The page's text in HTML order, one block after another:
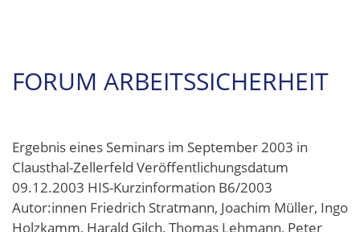
FORUM ARBEITSSICHERHEIT
Ergebnis eines Seminars im September 2003 in
Clausthal-Zellerfeld Veröffentlichungsdatum
09.12.2003 HIS-Kurzinformation B6/2003
Autor:innen Friedrich Stratmann, Joachim Müller, Ingo
Holzkamm, Harald Gilch, Thomas Lehmann, Peter